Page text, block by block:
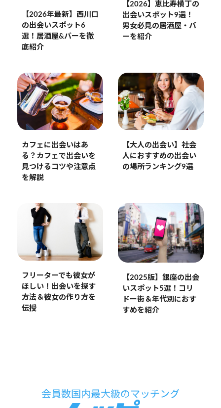
【2026年最新】西川口
の出会いスポット6
選！居酒屋&バーを徹
底紹介
【2026】恵比寿横丁の
出会いスポット9選！
男女必見の居酒屋・バ
ーを紹介
カフェに出会いはあ
る？カフェで出会いを
見つけるコツや注意点
を解説
【大人の出会い】社会
人におすすめの出会い
の場所ランキング9選
フリーターでも彼女が
ほしい！出会いを探す
方法＆彼女の作り方を
伝授
【2025版】銀座の出会
いスポット5選！コリ
ドー街＆年代別におす
すめを紹介